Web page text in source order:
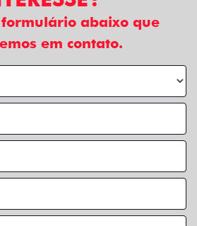
formulário abaixo que
em contato.